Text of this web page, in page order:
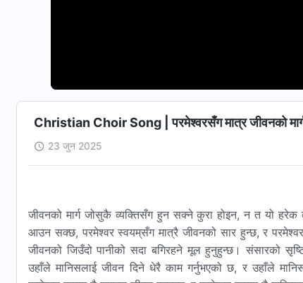
Christian Choir Song | परमेश्‍वरसँग मात्र जीवनको
23 जुन 2025
जीवनको मार्ग जोसुकै व्यक्तिसँग हुन सक्ने कुरा होइन, न त यो हरेक
आउन सक्छ, परमेश्‍वर स्वयम्‌सँग मात्रै जीवनको सार हुन्छ, र
जीवनको जिउँदो पानीको सदा बगिरहने मूल हुनुहुन्छ। संसारको
उहाँले मानिसलाई जीवन दिने धेरै काम गर्नुभएको छ, र उहाँले